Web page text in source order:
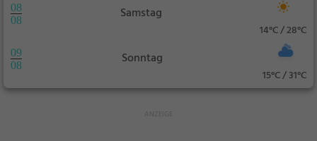
08
08
Samstag
14°C / 28°C
09
08
Sonntag
15°C / 31°C